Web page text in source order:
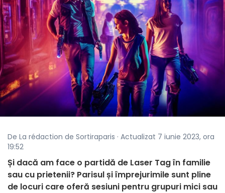
De La rédaction de Sortiraparis · Actualizat 7 iunie 2023, ora
19:52
Și dacă am face o partidă de Laser Tag în familie
sau cu prietenii? Parisul și împrejurimile sunt pline
de locuri care oferă sesiuni pentru grupuri mici sau